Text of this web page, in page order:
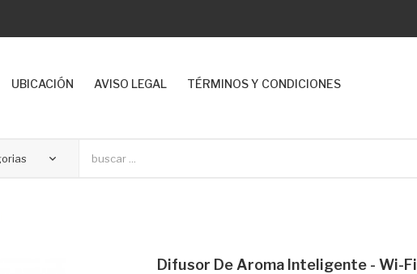
UBICACIÓN AVISO LEGAL TÉRMINOS Y CONDICIONES
Difusor De Aroma Inteligente - Wi-Fi